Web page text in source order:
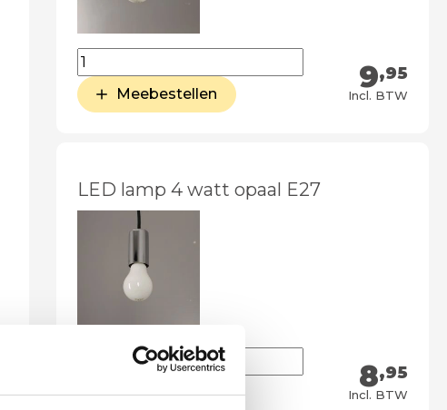
9,95
Incl. BTW
Meebestellen
LED lamp 4 watt opaal E27
8,95
Incl. BTW
Meebestellen